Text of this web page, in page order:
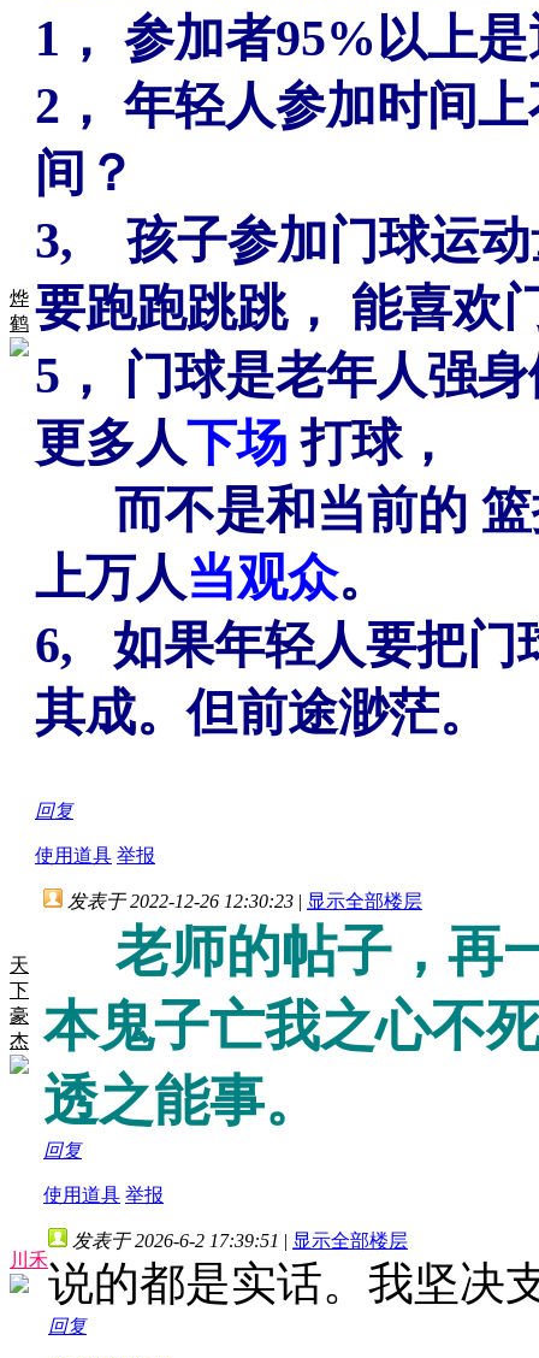
烨
鹤
1， 参加者95%以上
2， 年轻人参加时间
间？
3, 孩子参加门球运动
要跑跑跳跳， 能喜欢
5， 门球是老年人强
更多人下场打球，
而不是和当前的 篮
上万人当观众。
6, 如果年轻人要把门
其成。但前途渺茫。
回复
使用道具 举报
天
下
豪
杰
发表于 2022-12-26 12:30:23 | 显示全部楼层
老师的帖子，再
本鬼子亡我之心不
透之能事。
回复
使用道具 举报
川禾
发表于 2026-6-2 17:39:51 | 显示全部楼层
说的都是实话。我坚决
回复